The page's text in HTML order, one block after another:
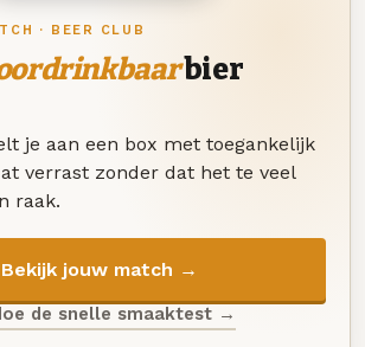
· BEER CLUB
bier
je aan een box met toegankelijk
verrast zonder dat het te veel
raak.
Bekijk jouw match →
de snelle smaaktest →